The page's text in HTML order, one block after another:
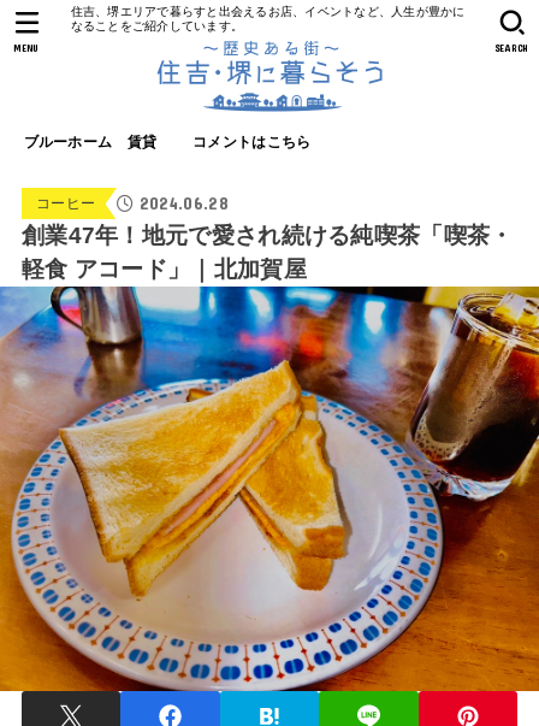
住吉、堺エリアで暮らすと出会えるお店、イベントなど、人生が豊かに
なることをご紹介しています。
ブルーホーム 賃貸 コメントはこちら
SEARCH
MENU
コーヒー 2024.06.28
創業47年！地元で愛され続ける純喫茶「喫茶・
軽食 アコード」｜北加賀屋